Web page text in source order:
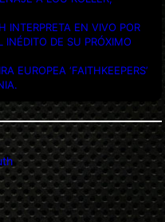
INTERPRETA EN VIVO POR
INÉDITO DE SU PRÓXIMO
EUROPEA ‘FAITHKEEPERS’